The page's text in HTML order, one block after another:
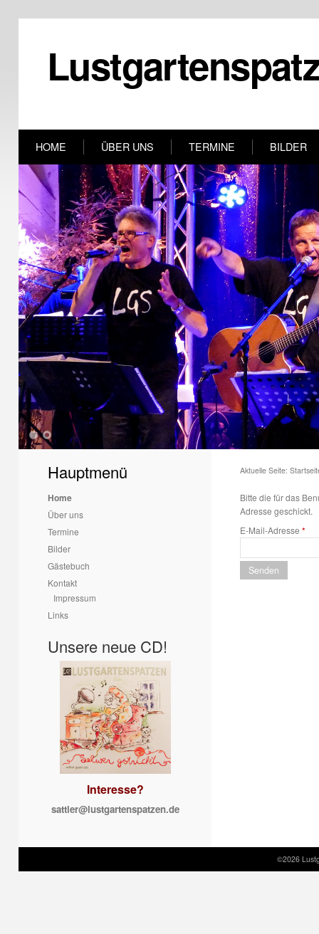
HOME ÜBER UNS TERMINE BILDER
1 2
Hauptmenü
Home
Über uns
Termine
Bilder
Gästebuch
Kontakt
Impressum
Links
Unsere neue CD!
Interesse?
sattler@lustgartenspatzen.de
Aktuelle Seite:
Bitte die für das
Adresse geschickt.
E-Mail-Adresse *
Senden
©2026